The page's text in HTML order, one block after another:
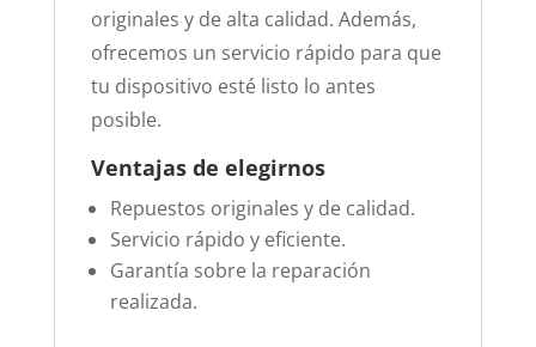
originales y de alta calidad. Además,
ofrecemos un servicio rápido para que
tu dispositivo esté listo lo antes
posible.
Ventajas de elegirnos
Repuestos originales y de calidad.
Servicio rápido y eficiente.
Garantía sobre la reparación
realizada.